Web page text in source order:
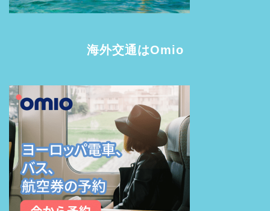
海外交通はOmio